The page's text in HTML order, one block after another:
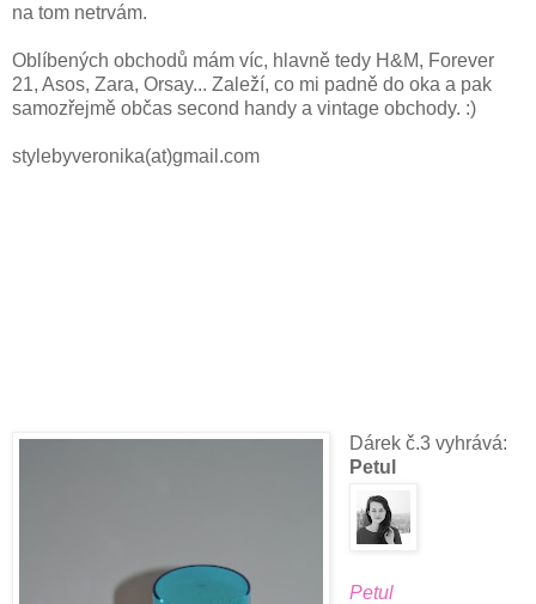
na tom netrvám.
Oblíbených obchodů mám víc, hlavně tedy H&M, Forever
21, Asos, Zara, Orsay... Zaleží, co mi padně do oka a pak
samozřejmě občas second handy a vintage obchody. :)
stylebyveronika(at)gmail.com
Dárek č.3 vyhrává:
Petul
Petul